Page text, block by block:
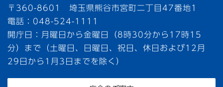
〒360-8601 埼玉県熊谷市宮町二丁目47番地1
電話：048-524-1111
開庁日：月曜日から金曜日（8時30分から17時15
分）まで（土曜日、日曜日、祝日、休日および12月
29日から1月3日までを除く）